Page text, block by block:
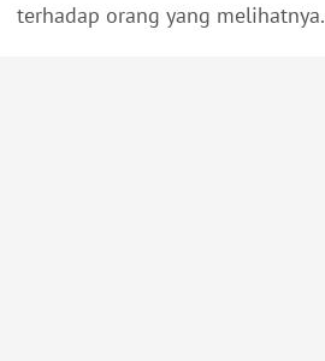
terhadap orang yang melihatnya.